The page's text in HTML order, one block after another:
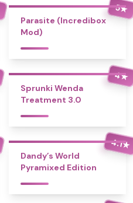
5★
Parasite (Incredibox
Mod)
4★
Sprunki Wenda
Treatment 3.0
4.1★
Dandy’s World
Pyramixed Edition